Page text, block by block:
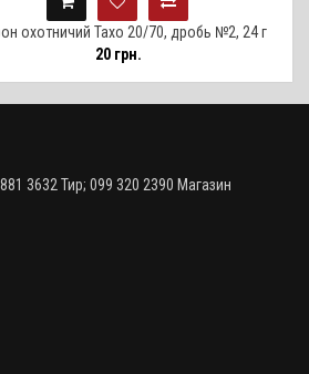
Тахо 20/70, дробь №2, 24 г
20 грн.
3632 Тир; 099 320 2390 Магазин